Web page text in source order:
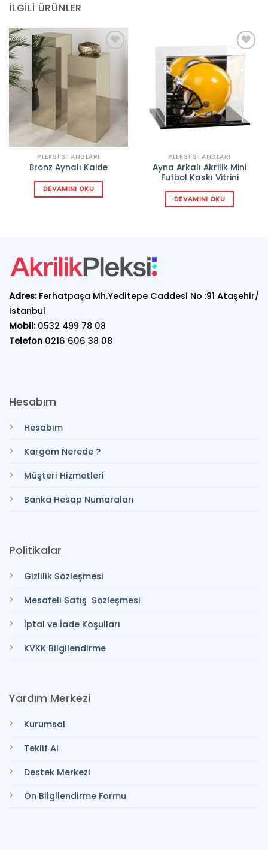
İLGILI ÜRÜNLER
Add to
wishlist
PLEKSI STANDLARI
Bronz Aynalı Kaide
DEVAMINI OKU
Add to
wishlist
PLEKSI STANDLARI
Ayna Arkalı Akrilik Mini
Futbol Kaskı Vitrini
DEVAMINI OKU
Adres:Ferhatpaşa Mh.Yeditepe Caddesi No :91 Ataşehir/
İstanbul
Mobil: 0532 499 78 08
Telefon 0216 606 38 08
Hesabım
Hesabım
Kargom Nerede ?
Müşteri Hizmetleri
Banka Hesap Numaraları
Politikalar
Gizlilik Sözleşmesi
Mesafeli Satış Sözleşmesi
İptal ve İade Koşulları
KVKK Bilgilendirme
Yardım Merkezi
Kurumsal
Teklif Al
Destek Merkezi
Ön Bilgilendirme Formu